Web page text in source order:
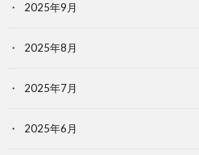
2025年9月
2025年8月
2025年7月
2025年6月